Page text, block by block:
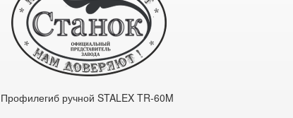
Профилегиб ручной STALEX TR-60M